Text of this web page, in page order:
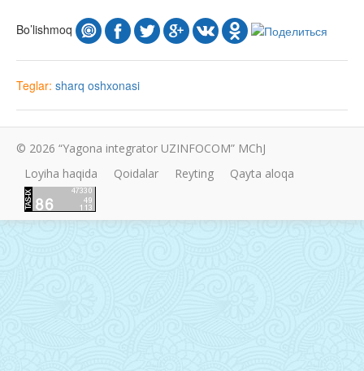
Bo’lishmoq
Teglar: sharq oshxonasi
© 2026 “Yagona integrator UZINFOCOM” MChJ
Loyiha haqida
Qoidalar Reyting Qayta aloqa